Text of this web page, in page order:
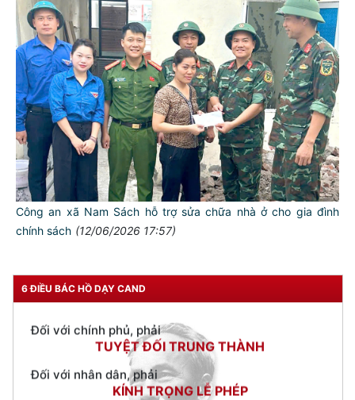
Công an xã Nam Sách hỗ trợ sửa chữa nhà ở cho gia đình
chính sách (12/06/2026 17:57)
6 ĐIỀU BÁC HỒ DẠY CAND
TƯ CÁCH
NGƯỜI CÔNG AN CÁCH MỆNH LÀ:
Đối với tự mình, phải
CẦN, KIỆM, LIÊM, CHÍNH
Đối với đồng sự, phải
Đối với chính phủ, phải
TUYỆT ĐỐI TRUNG THÀNH
Đối với nhân dân, phải
KÍNH TRỌNG LỄ PHÉP
Đối với công việc, phải
TẬN TỤY